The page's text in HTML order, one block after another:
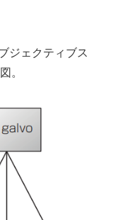
ジェクティブス
。